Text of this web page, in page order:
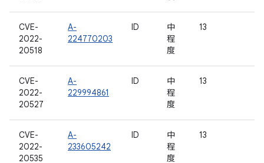
CVE-
2022-
20518
A-
224770203
ID
中
程
度
13
CVE-
2022-
20527
A-
229994861
ID
中
程
度
13
CVE-
2022-
20535
A-
233605242
ID
中
程
度
13